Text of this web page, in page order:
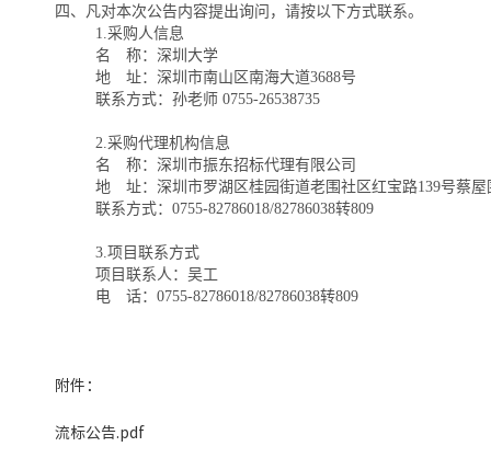
四、凡对本次公告内容提出询问，请按以下方式联系。
1.采购人信息
名 称：深圳大学
地 址：深圳市南山区南海大道3688号
联系方式：孙老师 0755-26538735
2.采购代理机构信息
名 称：深圳市振东招标代理有限公司
地 址：深圳市罗湖区桂园街道老围社区红宝路139号蔡
联系方式：0755-82786018/82786038转809
3.项目联系方式
项目联系人：吴工
电 话：0755-82786018/82786038转809
附件：
流标公告.pdf